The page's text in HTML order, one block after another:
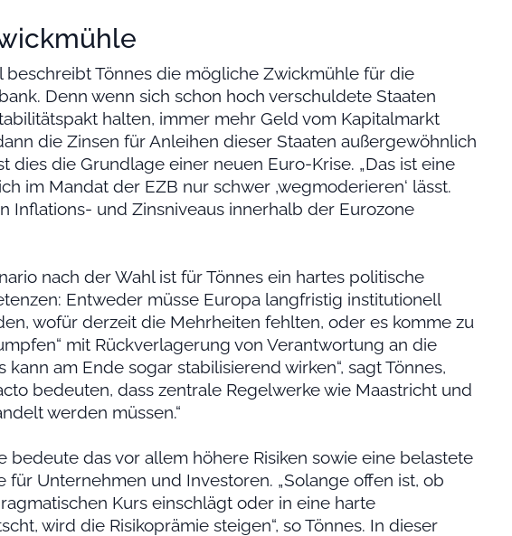
beschreibt Tönnes die mögliche Zwickmühle für die
Denn wenn sich schon hoch verschuldete Staaten
halten, immer mehr Geld vom Kapitalmarkt
die Zinsen für Anleihen dieser Staaten außergewöhnlich
dies die Grundlage einer neuen Euro-Krise. „Das ist eine
im Mandat der EZB nur schwer ‚wegmoderieren‘ lässt.
Inflations- und Zinsniveaus innerhalb der Eurozone
nach der Wahl ist für Tönnes ein hartes politische
Entweder müsse Europa langfristig institutionell
wofür derzeit die Mehrheiten fehlten, oder es komme zu
mit Rückverlagerung von Verantwortung an die
kann am Ende sogar stabilisierend wirken“, sagt Tönnes,
bedeuten, dass zentrale Regelwerke wie Maastricht und
werden müssen.“
bedeute das vor allem höhere Risiken sowie eine belastete
für Unternehmen und Investoren. „Solange offen ist, ob
Kurs einschlägt oder in eine harte
wird die Risikoprämie steigen“, so Tönnes. In dieser